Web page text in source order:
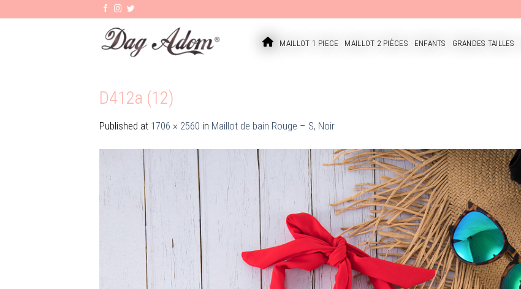
ACCUEILMAILLOT 1 PIECE MAILLOT 2 PIÈCES ENFANTS GRANDES TAILLES
D412a (12)
Published at 1706 × 2560 in Maillot de bain Rouge – S, Noir